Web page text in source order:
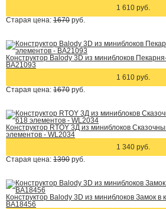
1 610 руб.
Старая цена: 1670 руб.
Конструктор Balody 3D из миниблоков
BA21093
1 610 руб.
Старая цена: 1670 руб.
Конструктор RTOY 3Д из миниблоков
элементов - WL2034
1 340 руб.
Старая цена: 1390 руб.
Конструктор Balody 3D из миниблоков Замок в
BA18456